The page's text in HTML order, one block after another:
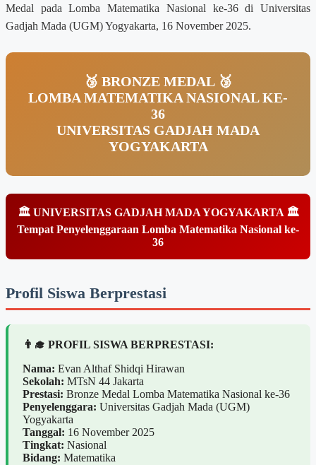
Medal pada Lomba Matematika Nasional ke-36 di Universitas
Gadjah Mada (UGM) Yogyakarta, 16 November 2025.
🥉 BRONZE MEDAL 🥉
LOMBA MATEMATIKA NASIONAL KE-
36
UNIVERSITAS GADJAH MADA
YOGYAKARTA
🏛️ UNIVERSITAS GADJAH MADA YOGYAKARTA 🏛️
Tempat Penyelenggaraan Lomba Matematika Nasional ke-
36
Profil Siswa Berprestasi
👨‍🎓 PROFIL SISWA BERPRESTASI:
Nama: Evan Althaf Shidqi Hirawan
Sekolah: MTsN 44 Jakarta
Prestasi: Bronze Medal Lomba Matematika Nasional ke-36
Penyelenggara: Universitas Gadjah Mada (UGM)
Yogyakarta
Tanggal: 16 November 2025
Tingkat: Nasional
Bidang: Matematika